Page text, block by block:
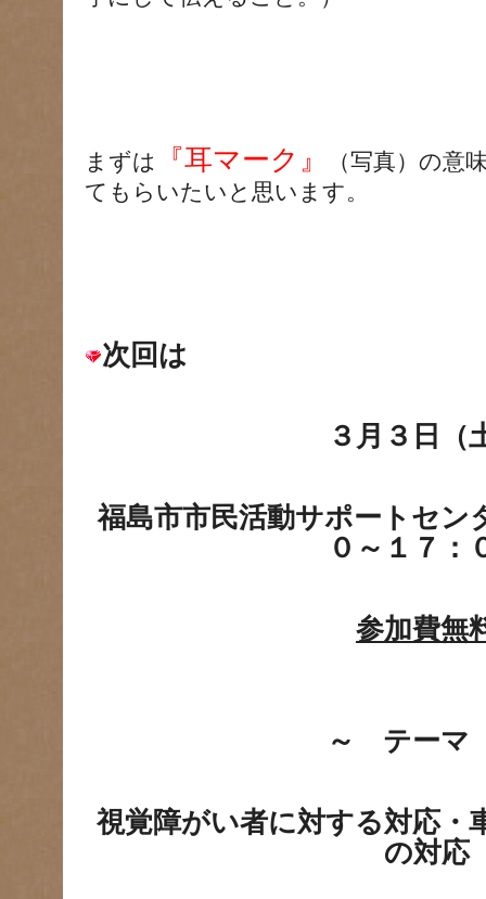
まずは 『耳マーク』
（写真）の意
てもらいたいと思います。
次回は
３月３日（
福島市市民活動サポートセ
０～１７：
参加費無
～ テー
視覚障がい者に対する対応・
の対応